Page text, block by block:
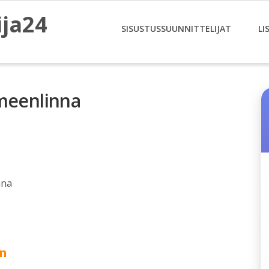
SISUSTUSSUUNNITTELIJAT